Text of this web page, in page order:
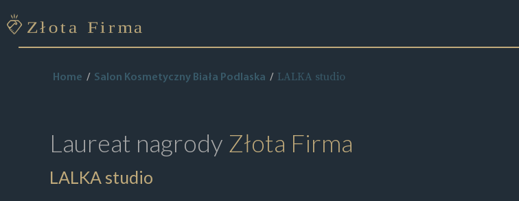
Home Salon Kosmetyczny Biała Podlaska LALKA studio
Laureat nagrody Złota Firma
LALKA studio